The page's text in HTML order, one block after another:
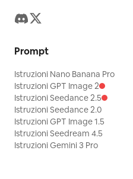
Prompt
Istruzioni Nano Banana Pro
Istruzioni GPT Image 2
Istruzioni Seedance 2.5
Istruzioni Seedance 2.0
Istruzioni GPT Image 1.5
Istruzioni Seedream 4.5
Istruzioni Gemini 3 Pro